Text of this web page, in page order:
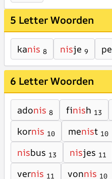
5 Letter Woorden
kanis 8 nisje 9 pe
6 Letter Woorden
adonis 8 finish 13
kornis 10 menist 10
nisbus 13 nisjes 11
vernis 11 vonnis 10